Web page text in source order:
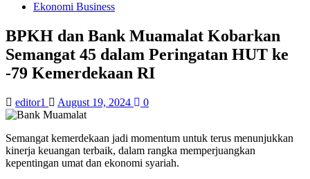
Ekonomi Business
BPKH dan Bank Muamalat Kobarkan
Semangat 45 dalam Peringatan HUT ke
-79 Kemerdekaan RI
editor1 August 19, 2024 0
Semangat kemerdekaan jadi momentum untuk terus menunjukkan
kinerja keuangan terbaik, dalam rangka memperjuangkan
kepentingan umat dan ekonomi syariah.